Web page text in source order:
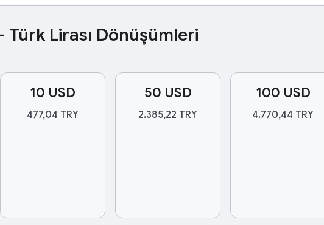
Türk Lirası Dönüşümleri
10 USD
477,04 TRY
50 USD
2.385,22 TRY
100 USD
4.770,44 TRY